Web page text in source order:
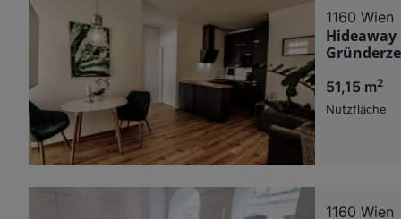
1160 Wien
51,15 m2
Nutzfläche
1160 Wien